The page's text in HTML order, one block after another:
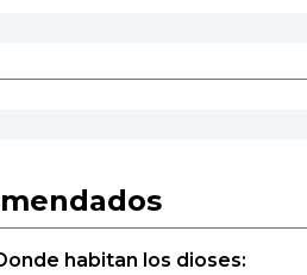
habitan los dioses: